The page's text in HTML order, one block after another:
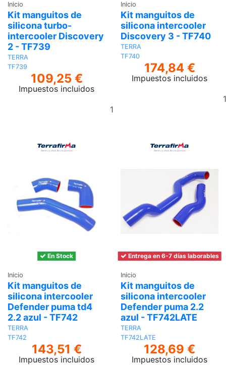
Inicio
Kit manguitos de
silicona turbo-
intercooler Discovery
2 - TF739
TERRA
TF739
109,25 €
Impuestos incluidos
Inicio
Kit manguitos de
silicona intercooler
Discovery 3 - TF740
TERRA
TF740
174,84 €
Impuestos incluidos
En Stock
Inicio
Kit manguitos de
silicona intercooler
Defender puma td4
2.2 azul - TF742
TERRA
TF742
143,51 €
Impuestos incluidos
Entrega en 6-7 días laborables
Inicio
Kit manguitos de
silicona intercooler
Defender puma 2.2
azul - TF742LATE
TERRA
TF742LATE
128,69 €
Impuestos incluidos